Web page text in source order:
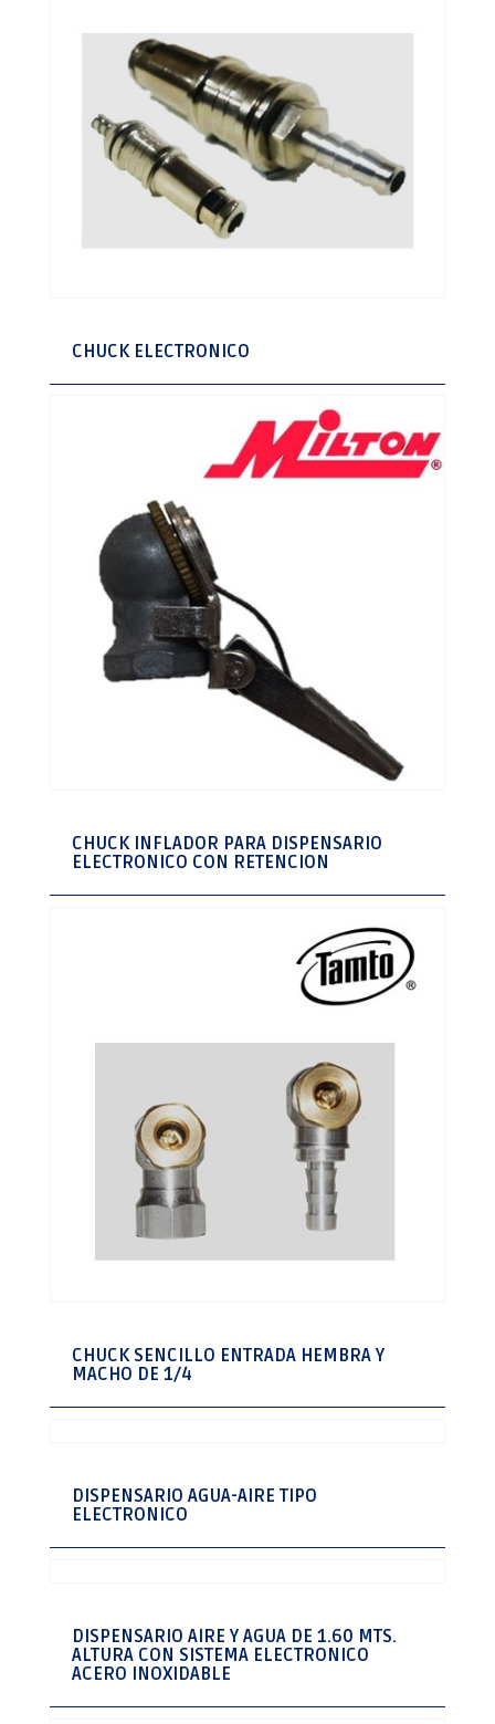
CHUCK ELECTRONICO
CHUCK INFLADOR PARA DISPENSARIO
ELECTRONICO CON RETENCION
CHUCK SENCILLO ENTRADA HEMBRA Y
MACHO DE 1/4
DISPENSARIO AGUA-AIRE TIPO
ELECTRONICO
DISPENSARIO AIRE Y AGUA DE 1.60 MTS.
ALTURA CON SISTEMA ELECTRONICO
ACERO INOXIDABLE